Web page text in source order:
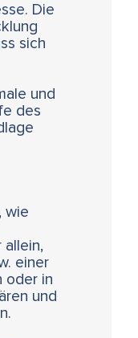
Die
sich
und
des
wie
allein,
einer
oder in
und